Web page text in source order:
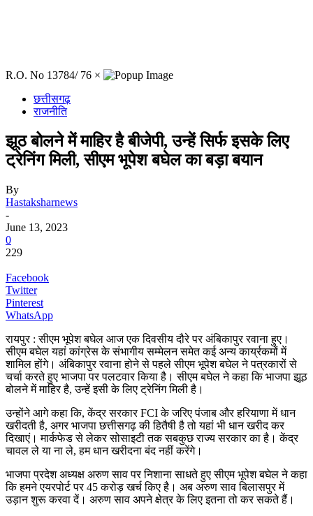
R.O. No 13784/ 76 ×
छत्तीसगढ़
राजनीति
झूठ बोलने में माहिर है बीजेपी, उन्हें सिर्फ इसके लिए
ट्रेनिंग मिली, सीएम भूपेश बघेल का बड़ा बयान
By
Hastaksharnews
-
June 13, 2023
0
229
Facebook
Twitter
Pinterest
WhatsApp
रायपुर : सीएम भूपेश बघेल आज एक दिवसीय दौरे पर अंबिकापुर रवाना हुए।
सीएम बघेल यहां कांग्रेस के संभागीय सम्मेलन समेत कई अन्य कार्य्रकमों में
शामिल होंगे। अंबिकापुर रवाना होने से पहले सीएम भूपेश बघेल ने पत्रकारों से
चर्चा करते हुए भाजपा पर पलटवार किया है। सीएम बघेल ने कहा कि भाजपा झूठ
बोलने में माहिर है, उन्हें इसी के लिए ट्रेनिंग मिली है।
उन्होंने आगे कहा कि, केंद्र सरकार FCI के जरिए पंजाब और हरियाणा में धान
खरीदती है, अगर भाजपा छत्तीसगढ़ की हितैषी है तो यहां भी धान खरीद कर
दिखाएं। मार्कफेड से लेकर सोसाइटी तक सबकुछ राज्य सरकार का है। केंद्र
चावल ले या ना ले, हम धान खरीदना बंद नहीं करेंगे।
भाजपा प्रदेश अध्यक्ष अरुण साव पर निशाना साधते हुए सीएम भूपेश बघेल ने कहा
कि हमने एयरपोर्ट पर 45 करोड़ खर्च किए है। अब अरुण साव बिलासपुर में
उड़ान शुरू करवा दें। अरुण साव अपने क्षेत्र के लिए इतना तो कर सकते हैं।